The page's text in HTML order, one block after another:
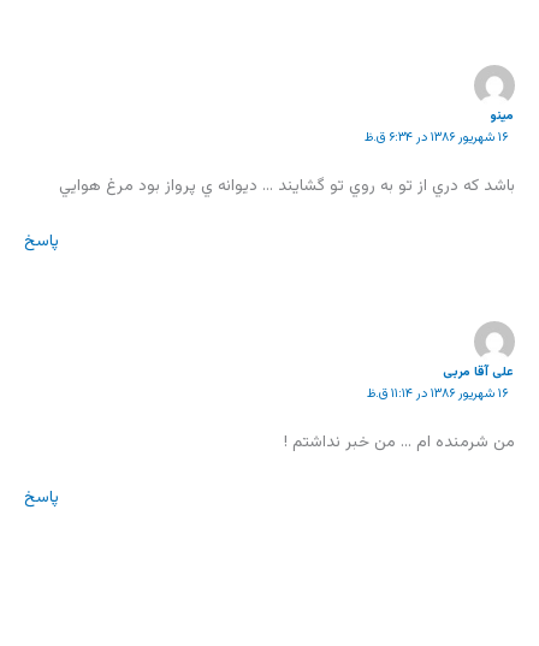
مينو
۱۶ شهریور ۱۳۸۶ در ۶:۳۴ ق.ظ
باشد كه دري از تو به روي تو گشايند … ديوانه ي پرواز بود مرغ هوايي
پاسخ
علی آقا مربی
۱۶ شهریور ۱۳۸۶ در ۱۱:۱۴ ق.ظ
من شرمنده ام … من خبر نداشتم !
پاسخ